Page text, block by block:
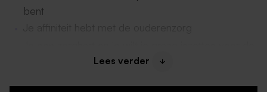
bent
zorg en welzijn van de bewoners
Lees verder